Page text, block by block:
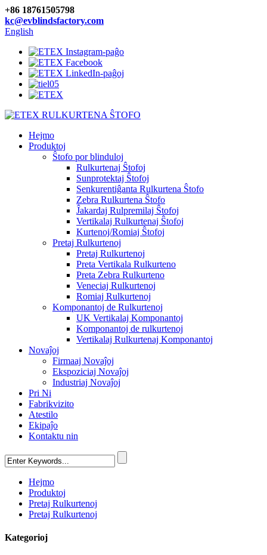
+86 18761505798
kc@evblindsfactory.com
English
Hejmo
Produktoj
Ŝtofo por blinduloj
Rulkurtenaj Ŝtofoj
Sunprotektaj Ŝtofoj
Senkurentiĝanta Rulkurtena Ŝtofo
Zebra Rulkurtena Ŝtofo
Ĵakardaj Rulpremilaj Ŝtofoj
Vertikalaj Rulkurtenaj Ŝtofoj
Kurtenoj/Romiaj Ŝtofoj
Pretaj Rulkurtenoj
Pretaj Rulkurtenoj
Preta Vertikala Rulkurteno
Preta Zebra Rulkurteno
Veneciaj Rulkurtenoj
Romiaj Rulkurtenoj
Komponantoj de Rulkurtenoj
UK Vertikalaj Komponantoj
Komponantoj de rulkurtenoj
Vertikalaj Rulkurtenaj Komponantoj
Novaĵoj
Firmaaj Novaĵoj
Ekspoziciaj Novaĵoj
Industriaj Novaĵoj
Pri Ni
Fabrikvizito
Atestilo
Ekipaĵo
Kontaktu nin
Hejmo
Produktoj
Pretaj Rulkurtenoj
Pretaj Rulkurtenoj
Kategorioj